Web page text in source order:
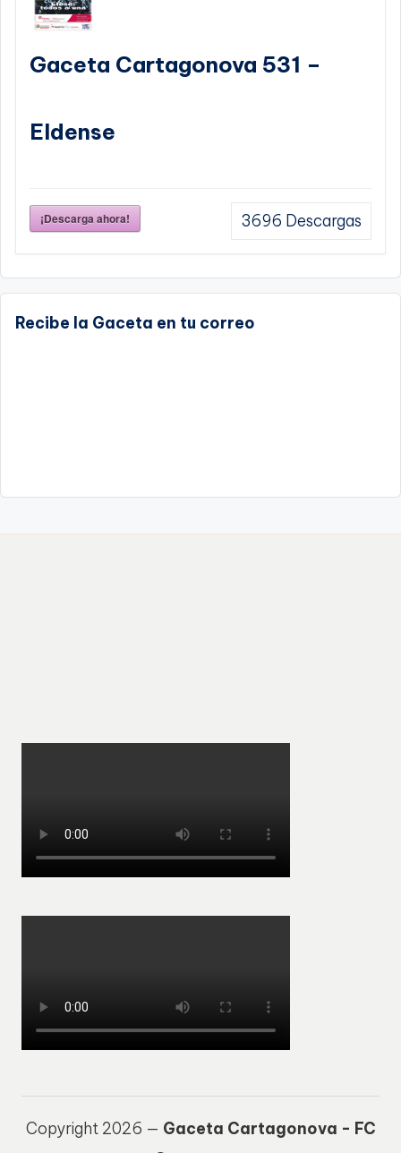
Gaceta Cartagonova 531 –
Eldense
¡Descarga ahora! 3696 Descargas
Recibe la Gaceta en tu correo
Copyright 2026 — Gaceta Cartagonova - FC